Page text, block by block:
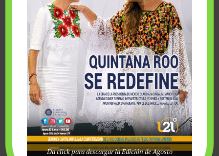
Fairmont Mayakoba y Make-A-Wish México unieron
esfuerzos para hacer realidad el deseo de una …
Da click para descargar la Edición de Agosto